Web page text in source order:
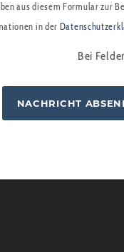
aus diesem Formular zur
in der
Bei